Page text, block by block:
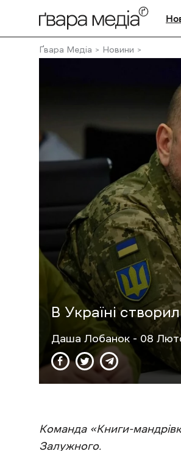
Ґвара Медіа Новини
В Україні
Даша Лобанок - 08
Команда «Книги-
Залужного.